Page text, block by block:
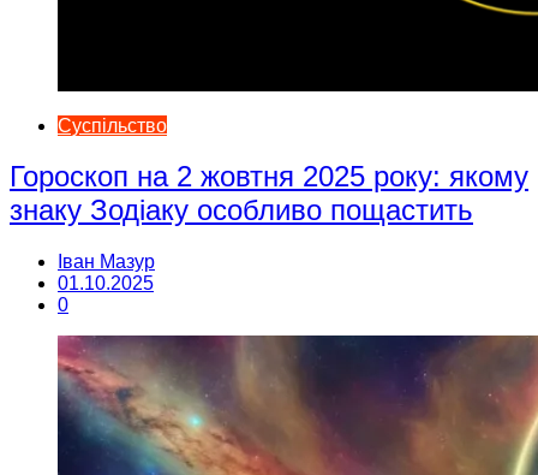
Суспільство
Гороскоп на 2 жовтня 2025 року: якому
знаку Зодіаку особливо пощастить
Іван Мазур
01.10.2025
0